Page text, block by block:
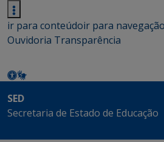
ir para conteúdoir para navegação
Ouvidoria Transparência
SED
Secretaria de Estado de Educação